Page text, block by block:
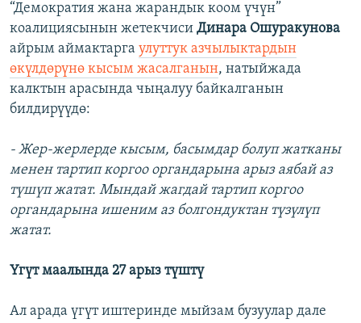
“Демократия жана жарандык коом үчүн”
коалициясынын жетекчиси Динара Ошуракунова
айрым аймактарга улуттук азчылыктардын
өкүлдөрүнө кысым жасалганын, натыйжада
калктын арасында чыңалуу байкалганын
билдирүүдө:
- Жер-жерлерде кысым, басымдар болуп жатканы
менен тартип коргоо органдарына арыз аябай аз
түшүп жатат. Мындай жагдай тартип коргоо
органдарына ишеним аз болгондуктан түзүлүп
жатат.
Үгүт маалында 27 арыз түштү
Ал арада үгүт иштеринде мыйзам бузуулар дале